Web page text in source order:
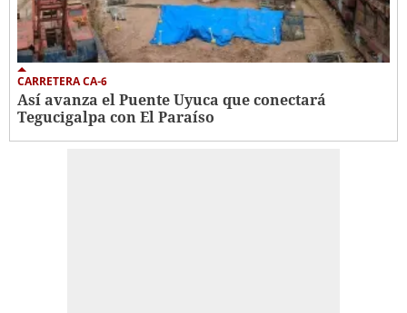
CARRETERA CA-6
Así avanza el Puente Uyuca que conectará
Tegucigalpa con El Paraíso